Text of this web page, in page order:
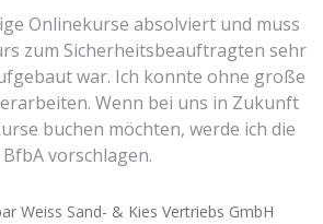
Onlinekurse absolviert und muss
zum Sicherheitsbeauftragten sehr
war. Ich konnte ohne große
Wenn bei uns in Zukunft
buchen möchten, werde ich die
BfbA vorschlagen.
Weiss Sand- & Kies Vertriebs GmbH